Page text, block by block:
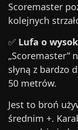
Scoremaster
kolejnych
✅ Lufa o
„Scoremaster”
słyną z bardzo
50 metrów.
Jest to broń
średnim +.